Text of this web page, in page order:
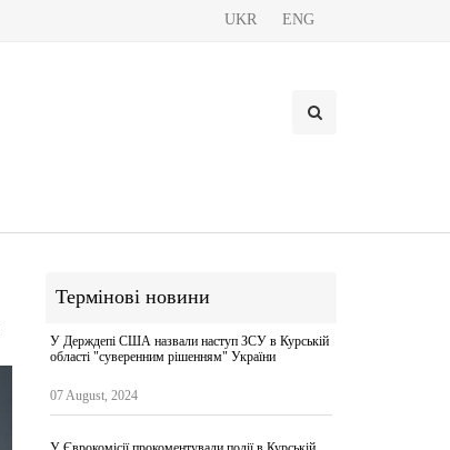
UKR ENG
Термінові новини
У Держдепі США назвали наступ ЗСУ в Курській
області "суверенним рішенням" України
07 August, 2024